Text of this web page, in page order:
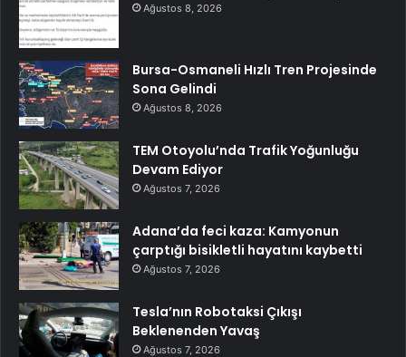
Ağustos 8, 2026
Bursa-Osmaneli Hızlı Tren Projesinde
Sona Gelindi
Ağustos 8, 2026
TEM Otoyolu’nda Trafik Yoğunluğu
Devam Ediyor
Ağustos 7, 2026
Adana’da feci kaza: Kamyonun
çarptığı bisikletli hayatını kaybetti
Ağustos 7, 2026
Tesla’nın Robotaksi Çıkışı
Beklenenden Yavaş
Ağustos 7, 2026